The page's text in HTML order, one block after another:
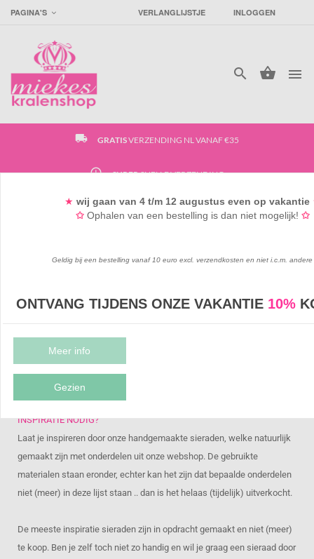
PAGINA'S INLOGGEN
VERLANGLIJSTJE



local_shipping GRATISVERZENDING NL VANAF €35
access_time SUPERSNELLE VERZENDING
favorite_border GOODIEBAG VANAF €15*
INSPIRATIE NODIG?
Laat je inspireren door onze handgemaakte sieraden, welke natuurlijk
gemaakt zijn met onderdelen uit onze webshop. De gebruikte
materialen staan eronder, echter kan het zijn dat bepaalde onderdelen
niet (meer) in deze lijst staan .. dan is het helaas (tijdelijk) uitverkocht.
De meeste inspiratie sieraden zijn in opdracht gemaakt en niet (meer)
te koop. Ben je zelf toch niet zo handig en wil je graag een sieraad door
★ wij gaan van 4t/m 12 augustus even op vakantie
✩ Ophalen van een bestelling is dan niet mogelijk! ✩
Geldig bij een bestelling vanaf 10 euro excl. verzendkosten en niet i.c.m. andere
ONTVANG TIJDENS ONZE VAKANTIE 10%
Meer info
Gezien